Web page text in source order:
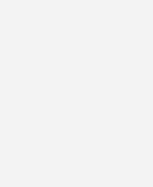
„Batterien helfen,
zu